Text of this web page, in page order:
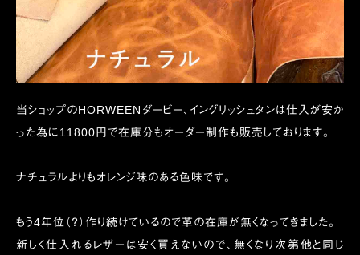
当ショップのHORWEENダービー、イングリッシュタンは仕入が安か
った為に11800円で在庫分もオーダー制作も販売しております。
ナチュラルよりもオレンジ味のある色味です。
もう4年位（？）作り続けているので革の在庫が無くなってきました。
新しく仕入れるレザーは安く買えないので、無くなり次第他と同じ